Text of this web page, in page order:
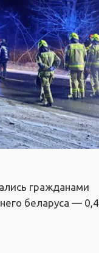
гражданами
беларуса — 0,4